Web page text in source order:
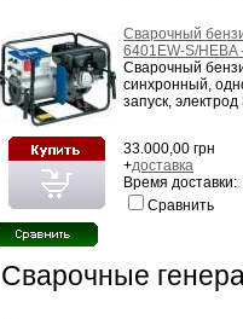
Сварочный
6401EW-S/HEBA
Сварочный
синхронный,
запуск,
33.000,00 грн
+доставка
Время
Сравнить
Сварочные